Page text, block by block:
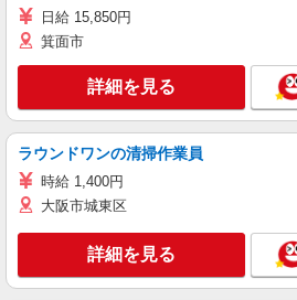
日給 15,850円
箕面市
詳細を見る
ラウンドワンの清掃作業員
時給 1,400円
大阪市城東区
詳細を見る